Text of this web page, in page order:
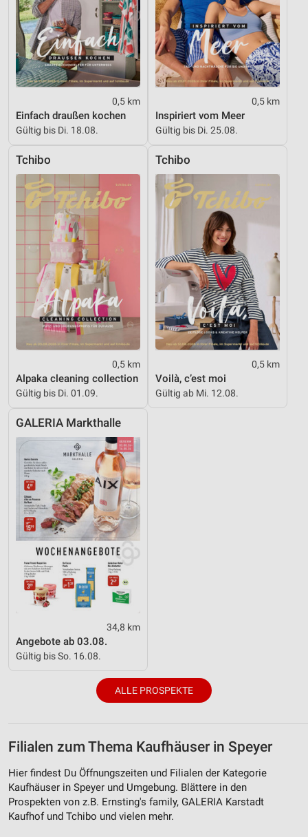
0,5 km
Einfach draußen kochen
Gültig bis Di. 18.08.
0,5 km
Inspiriert vom Meer
Gültig bis Di. 25.08.
Tchibo
0,5 km
Alpaka cleaning collection
Gültig bis Di. 01.09.
Tchibo
0,5 km
Voilà, c’est moi
Gültig ab Mi. 12.08.
GALERIA Markthalle
34,8 km
Angebote ab 03.08.
Gültig bis So. 16.08.
ALLE PROSPEKTE
Filialen zum Thema Kaufhäuser in Speyer
Hier findest Du Öffnungszeiten und Filialen der Kategorie
Kaufhäuser in Speyer und Umgebung. Blättere in den
Prospekten von z.B. Ernsting's family, GALERIA Karstadt
Kaufhof und Tchibo und vielen mehr.